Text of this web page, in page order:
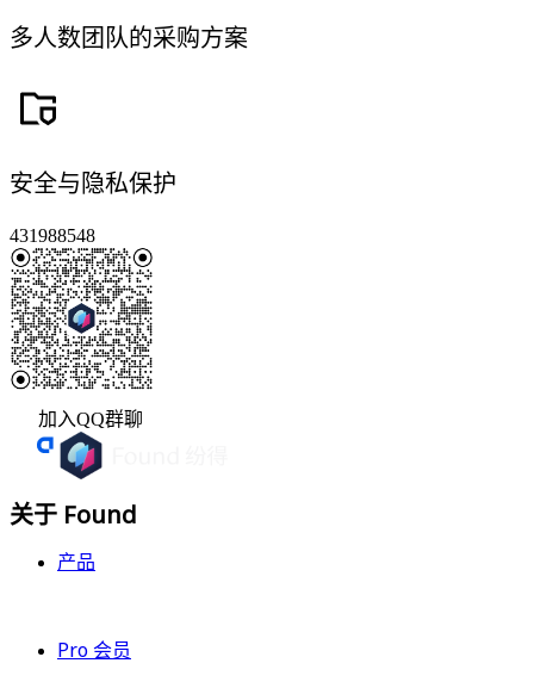
多人数团队的采购方案
安全与隐私保护
431988548
加入QQ群聊
关于 Found
产品
Pro 会员